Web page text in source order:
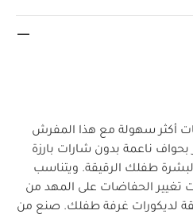
أكثر سهولة مع هذا المفرش
ناعمة بدون شارات بارزة
طفلك الرقيقة. ويتناسب
تغيير الحفاضات على المهد من
لديكورات غرفة طفلك. صنع من